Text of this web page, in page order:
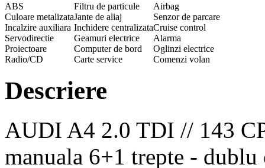
ABS Filtru de particule
Airbag
Culoare metalizataJante de aliaj
Senzor de parcare
Incalzire auxiliara Inchidere centralizataCruise control
Servodirectie
Geamuri electrice
Alarma
Proiectoare
Computer de bord
Oglinzi electrice
Radio/CD
Carte service Comenzi volan
Descriere
AUDI A4 2.0 TDI // 143
manuala 6+1 trepte -